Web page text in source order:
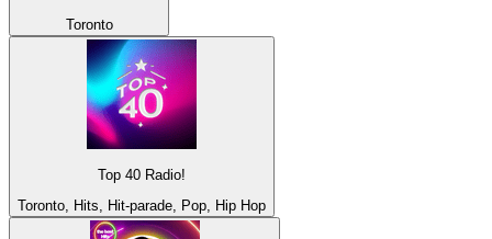
Toronto
Top 40 Radio!
Toronto, Hits, Hit-parade, Pop, Hip Hop